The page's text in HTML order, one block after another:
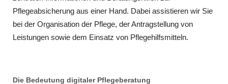
Pflegeabsicherung aus einer Hand. Dabei assistieren wir Sie
bei der Organisation der Pflege, der Antragstellung von
Leistungen sowie dem Einsatz von Pflegehilfsmitteln.
Die Bedeutung digitaler Pflegeberatung